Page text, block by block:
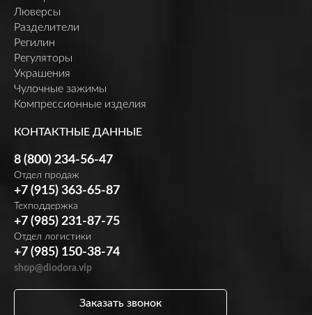
Люверсы
Разделители
Регилин
Регуляторы
Украшения
Чулочные зажимы
Компрессионные изделия
КОНТАКТНЫЕ ДАННЫЕ
8 (800) 234-56-47
Отдел продаж
+7 (915) 363-65-87
Техподдержка
+7 (985) 231-87-75
Отдел логистики
+7 (985) 150-38-74
shop@diodora.vip
Заказать звонок